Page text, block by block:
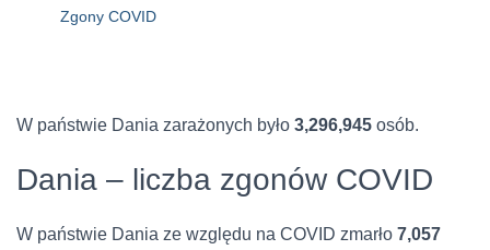
Zgony COVID
W państwie Dania zarażonych było 3,296,945 osób.
Dania – liczba zgonów COVID
W państwie Dania ze względu na COVID zmarło 7,057